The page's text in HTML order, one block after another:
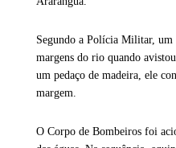
Segundo a Polícia Militar, um
margens do rio quando
um pedaço de madeira, ele
margem.
O Corpo de Bombeiros foi